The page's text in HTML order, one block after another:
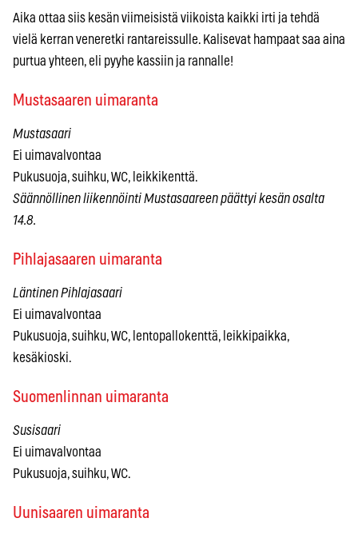
Aika ottaa siis kesän viimeisistä viikoista kaikki irti ja tehdä
vielä kerran veneretki rantareissulle. Kalisevat hampaat saa aina
purtua yhteen, eli pyyhe kassiin ja rannalle!
Mustasaaren uimaranta
Mustasaari
Ei uimavalvontaa
Pukusuoja, suihku, WC, leikkikenttä.
Säännöllinen liikennöinti Mustasaareen päättyi kesän osalta
14.8.
Pihlajasaaren uimaranta
Läntinen Pihlajasaari
Ei uimavalvontaa
Pukusuoja, suihku, WC, lentopallokenttä, leikkipaikka,
kesäkioski.
Suomenlinnan uimaranta
Susisaari
Ei uimavalvontaa
Pukusuoja, suihku, WC.
Uunisaaren uimaranta